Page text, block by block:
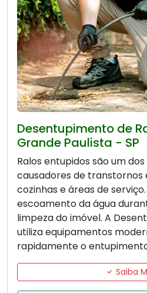
Desentupimento de
Grande Paulista - SP
Ralos entupidos são um
causadores de transtornos
cozinhas e áreas de
escoamento da água
limpeza do imóvel. A
utiliza equipamentos
rapidamente o
Saiba